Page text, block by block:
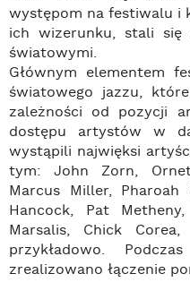
występom na festiwalu i
ich wizerunku, stali się
światowymi.
Głównym elementem
światowego jazzu,
zależności od pozycji
dostępu artystów w
wystąpili najwięksi
tym: John Zorn,
Marcus Miller, Pharoah
Hancock, Pat
Marsalis, Chick
przykładowo.
zrealizowano łączenie